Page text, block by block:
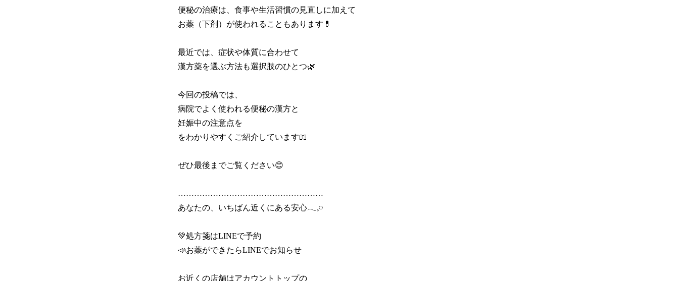
便秘の治療は、食事や生活習慣の見直しに加えて
お薬（下剤）が使われることもあります💊
最近では、症状や体質に合わせて
漢方薬を選ぶ方法も選択肢のひとつ🌿
今回の投稿では、
病院でよく使われる便秘の漢方と
妊娠中の注意点を
をわかりやすくご紹介しています📖
ぜひ最後までご覧ください😊
………………………………………………
あなたの、いちばん近くにある安心𓂃𓈒𓏸
💚処方箋はLINEで予約
📣お薬ができたらLINEでお知らせ
お近くの店舗はアカウントトップの